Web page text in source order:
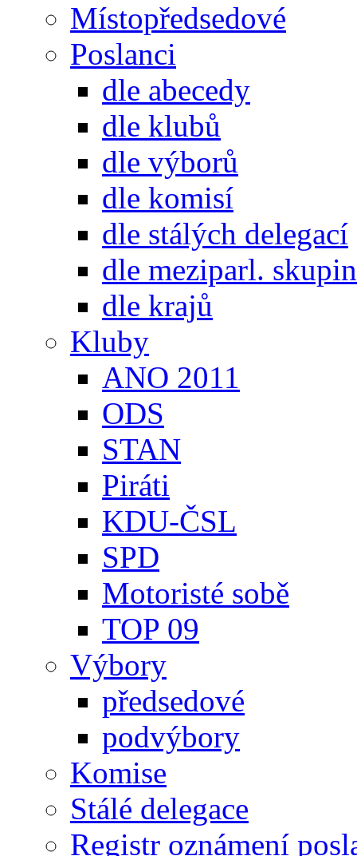
Místopředsedové
Poslanci
dle abecedy
dle klubů
dle výborů
dle komisí
dle stálých delegací
dle meziparl. skupin
dle krajů
Kluby
ANO 2011
ODS
STAN
Piráti
KDU-ČSL
SPD
Motoristé sobě
TOP 09
Výbory
předsedové
podvýbory
Komise
Stálé delegace
Registr oznámení